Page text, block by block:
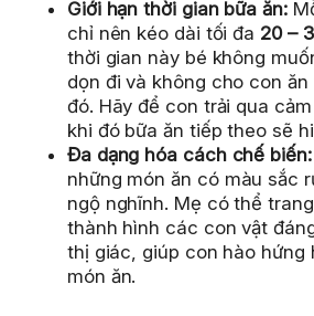
Giới hạn thời gian bữa ăn:
chỉ nên kéo dài tối đa 20 –
thời gian này bé không
dọn đi và không cho con
đó. Hãy để con trải qua
khi đó bữa ăn tiếp theo sẽ
Đa dạng hóa cách chế biến:
những món ăn có màu sắc
ngộ nghĩnh. Mẹ có thể
thành hình các con vật
thị giác, giúp con hào hứng
món ăn.